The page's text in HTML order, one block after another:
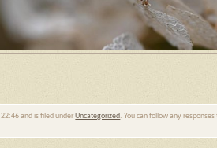
and is filed underUncategorized. You can follow any